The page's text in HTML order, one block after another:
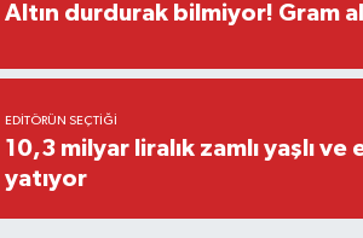
Altın durdurak bilmiyor! Gram
EDITÖRÜN SEÇTIĞI
10,3 milyar liralık zamlı yaşlı
yatıyor